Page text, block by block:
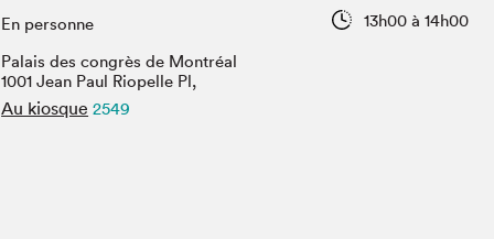
Vidéos et balados
En personne
13h00 à 14h00
Palais des congrès de Montréal
1001 Jean Paul Riopelle Pl,
Au kiosque 2549